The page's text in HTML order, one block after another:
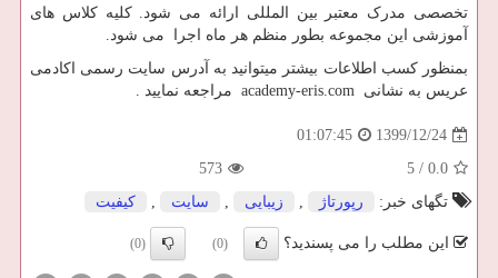
تخصصی مدرک معتبر بین المللی ارائه می شود. کلیه کلاس های
آموزشی این مجموعه بطور منظم هر ماه اجرا می شود.
بمنظور کسب اطلاعات بیشتر میتوانید به آدرس سایت رسمی اکادمی
عریس به نشانی
academy-eris.com مراجعه نمایید .
1399/12/24
01:07:45
0.0
/
5
573
تگهای خبر:
رپورتاژ , زیبایی , سایت , كیفیت
این مطلب را می پسندید؟ (0)
(0)